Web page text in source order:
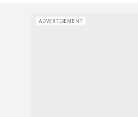
ADVERTISEMENT